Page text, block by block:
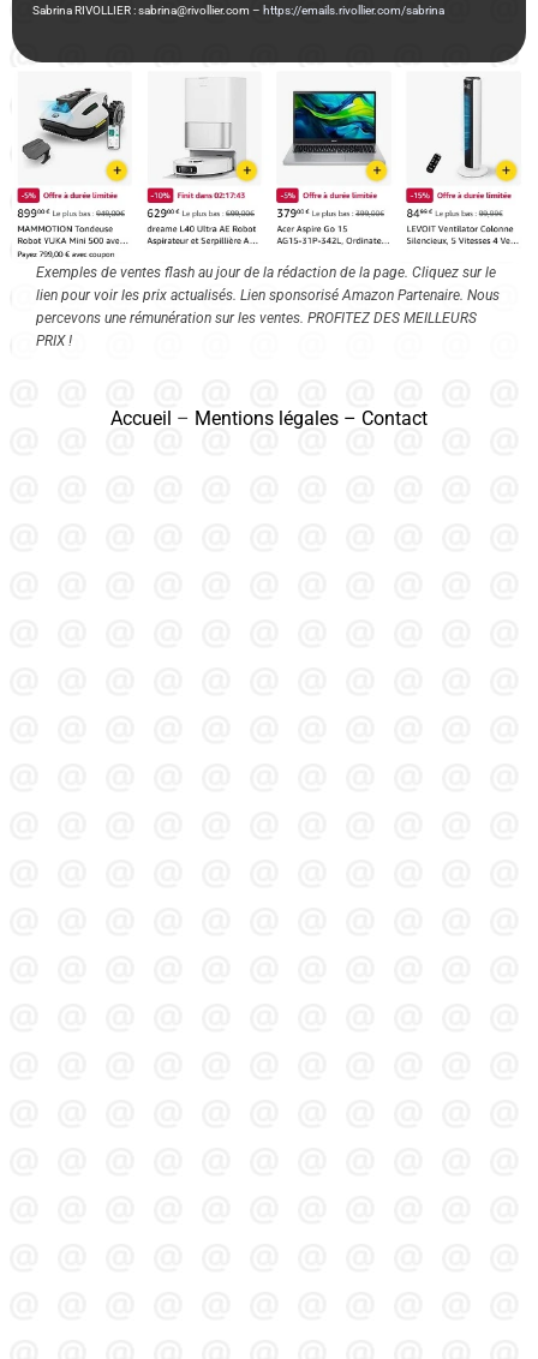
Sabrina RIVOLLIER : sabrina@rivollier.com – https://emails.rivollier.com/sabrina
Exemples de ventes flash au jour de la rédaction de la page. Cliquez sur le
lien pour voir les prix actualisés. Lien sponsorisé Amazon Partenaire. Nous
percevons une rémunération sur les ventes. PROFITEZ DES MEILLEURS
PRIX !
Accueil – Mentions légales – Contact